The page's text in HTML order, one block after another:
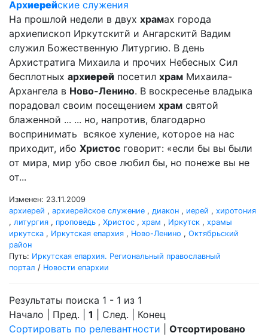
Архиерейские служения
На прошлой недели в двух храмах города
архиепископ Иркутскитй и Ангарскитй Вадим
служил Божественную Литургию. В день
Архистратига Михаила и прочих Небесных Сил
бесплотных архиерей посетил храм Михаила-
Архангела в Ново-Ленино. В воскресенье владыка
порадовал своим посещением храм святой
блаженной ... ... но, напротив, благодарно
воспринимать всякое хуление, которое на нас
приходит, ибо Христос говорит: «если бы вы были
от мира, мир убо свое любил бы, но понеже вы не
от...
Изменен: 23.11.2009
архиерей , архиерейское служение , диакон , иерей , хиротония
, литургия , проповедь , Христос , храм , Иркутск , храмы
иркутска , Иркутская епархия , Ново-Ленино , Октябрьский
район
Путь: Иркутская епархия. Региональный православный
портал / Новости епархии
Результаты поиска 1 - 1 из 1
Начало | Пред. | 1 | След. | Конец
Сортировать по релевантности
Отсортировано